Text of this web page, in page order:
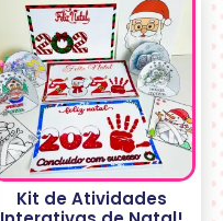
Kit de Atividades